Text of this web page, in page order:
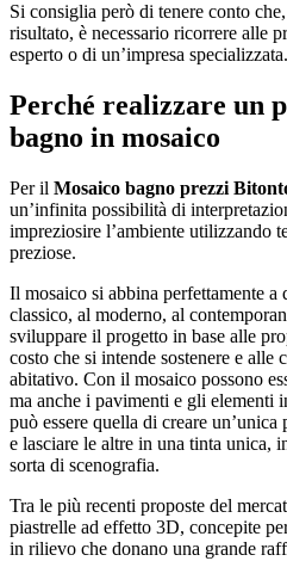
Si consiglia però di tenere conto
risultato, è necessario ricorrere alle
esperto o di un’impresa specializzata.
Perché realizzare un
bagno in mosaico
Per il Mosaico bagno prezzi
un’infinita possibilità di
impreziosire l’ambiente utilizzando
preziose.
Il mosaico si abbina perfettamente a
classico, al moderno, al
sviluppare il progetto in base alle
costo che si intende sostenere e alle
abitativo. Con il mosaico possono
ma anche i pavimenti e gli elementi
può essere quella di creare
e lasciare le altre in una tinta unica,
sorta di scenografia.
Tra le più recenti proposte del
piastrelle ad effetto 3D, concepite
in rilievo che donano una grande